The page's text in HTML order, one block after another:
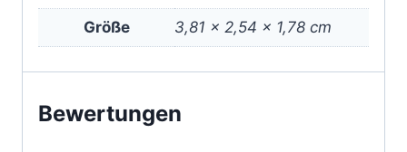
Größe 3,81 × 2,54 × 1,78 cm
Bewertungen